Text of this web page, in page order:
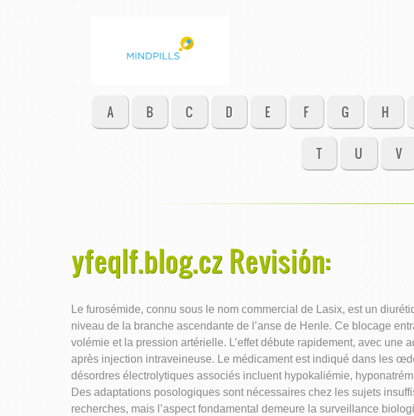
A B C D E F G H
T U V
yfeqlf.blog.cz Revisión:
Le furosémide, connu sous le nom commercial de Lasix, est un
niveau de la branche ascendante de l’anse de Henle. Ce blocage
volémie et la pression artérielle. L’effet débute rapidement, avec
après injection intraveineuse. Le médicament est indiqué dans les
désordres électrolytiques associés incluent hypokaliémie,
Des adaptations posologiques sont nécessaires chez les sujets
recherches, mais l’aspect fondamental demeure la surveillance